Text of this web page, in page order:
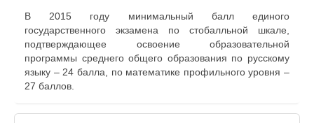
В 2015 году минимальный балл единого
государственного экзамена по стобалльной шкале,
подтверждающее освоение образовательной
программы среднего общего образования по русскому
языку – 24 балла, по математике профильного уровня –
27 баллов.